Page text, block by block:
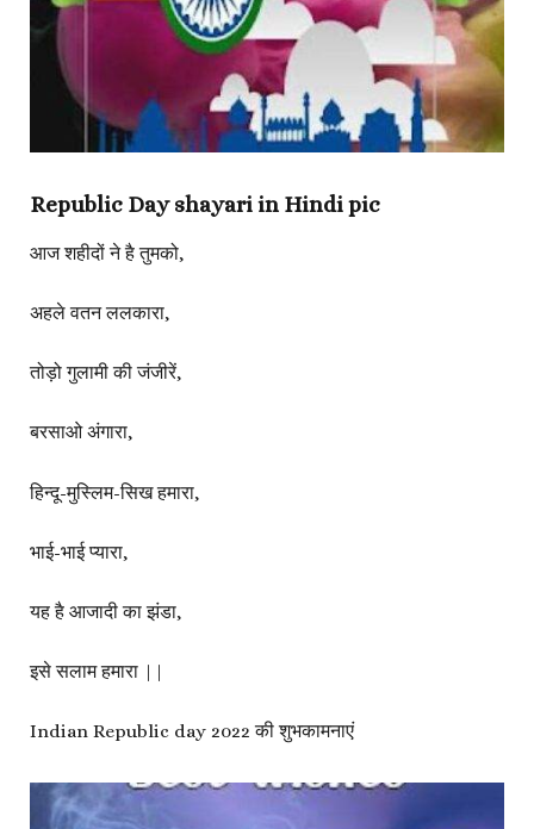
Republic Day shayari in Hindi pic
आज शहीदों ने है तुमको,
अहले वतन ललकारा,
तोड़ो गुलामी की जंजीरें,
बरसाओ अंगारा,
हिन्दू-मुस्लिम-सिख हमारा,
भाई-भाई प्यारा,
यह है आजादी का झंडा,
इसे सलाम हमारा ||
Indian Republic day 2022 की शुभकामनाएं